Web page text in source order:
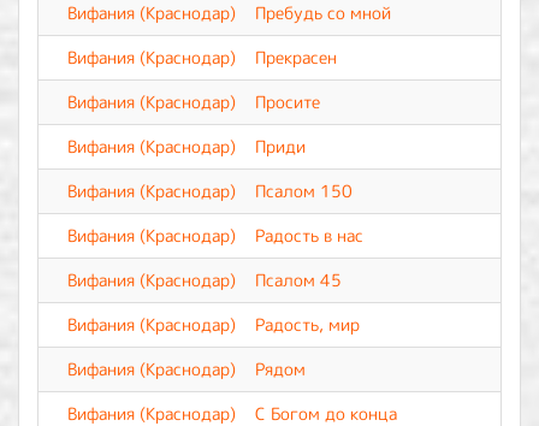
Вифания (Краснодар)
Пребудь со мной
Вифания (Краснодар)
Прекрасен
Вифания (Краснодар)
Просите
Вифания (Краснодар)
Приди
Вифания (Краснодар)
Псалом 150
Вифания (Краснодар)
Радость в нас
Вифания (Краснодар)
Псалом 45
Вифания (Краснодар)
Радость, мир
Вифания (Краснодар)
Рядом
Вифания (Краснодар)
С Богом до конца